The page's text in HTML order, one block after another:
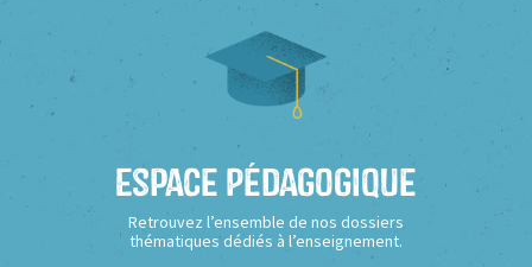
Espace Pédagogique
Retrouvez l’ensemble de nos dossiers
thématiques dédiés à l’enseignement.